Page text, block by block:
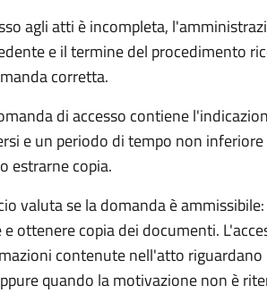
agli atti è incompleta,
e il termine del procedimento
corretta.
di accesso contiene
e un periodo di tempo non
estrarne copia.
valuta se la domanda è
ottenere copia dei documenti.
contenute nell'atto riguardano
quando la motivazione non è